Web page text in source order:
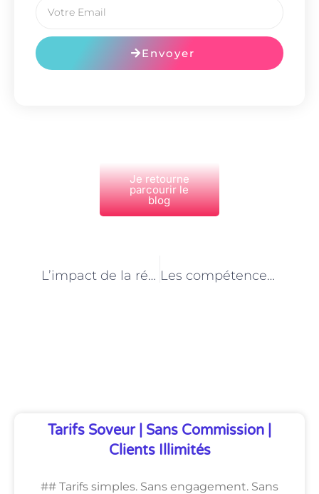
Envoyer
Je retourne
parcourir le
blog
L’impact de la réglementation sur le métier d’analyste business à Paris Les compétences en gestion de la relation client pour les analystes business à Paris
Tarifs Soveur | Sans Commission |
Clients Illimités
## Tarifs simples. Sans engagement. Sans